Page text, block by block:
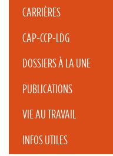
CARRIÈRES
CAP-CCP-LDG
DOSSIERS À LA UNE
PUBLICATIONS
VIE AU TRAVAIL
INFOS UTILES